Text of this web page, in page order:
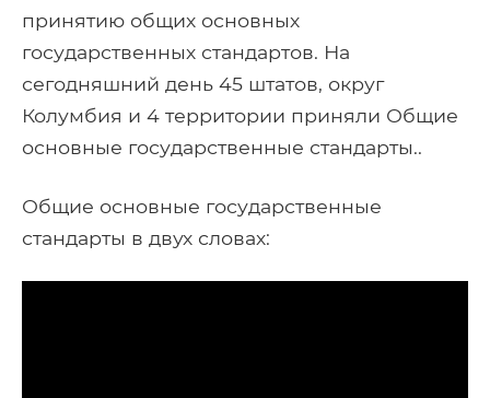
принятию общих основных
государственных стандартов. На
сегодняшний день 45 штатов, округ
Колумбия и 4 территории приняли Общие
основные государственные стандарты..
Общие основные государственные
стандарты в двух словах: